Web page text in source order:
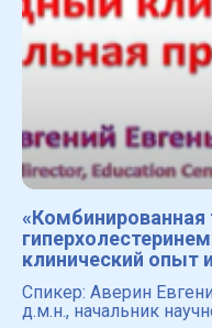
«Комбинированная
клинический опыт
Спикер: Аверин
д.м.н., начальник